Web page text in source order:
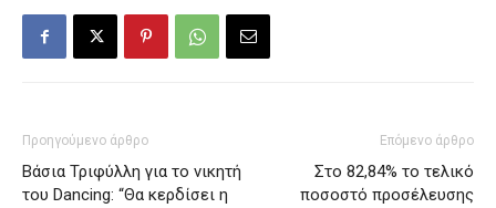
Προηγούμενο άρθρο
Βάσια Τριφύλλη για το νικητή
του Dancing: “Θα κερδίσει η
Επόμενο άρθρο
Στο 82,84% το τελικό
ποσοστό προσέλευσης